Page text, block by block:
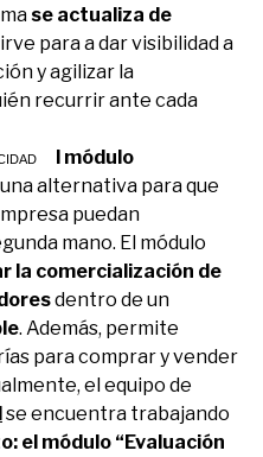
se actualiza de
para a dar visibilidad a
y agilizar la
recurrir ante cada
el módulo
alternativa para que
puedan
mano. El módulo
la comercialización de
dentro de un
. Además, permite
para comprar y vender
el equipo de
se encuentra trabajando
el módulo “Evaluación